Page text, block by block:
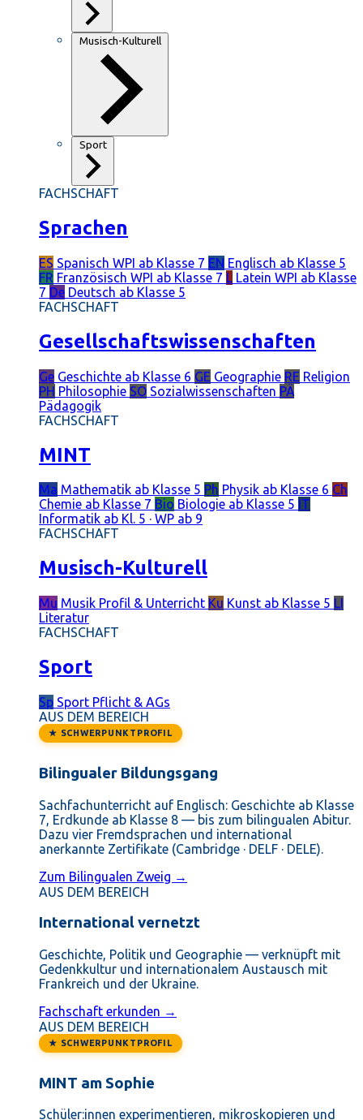
Musisch-Kulturell
Sport
FACHSCHAFT
Sprachen
ES Spanisch WPI ab Klasse 7 EN Englisch ab Klasse 5
FR Französisch WPI ab Klasse 7 L Latein WPI ab Klasse
7 De Deutsch ab Klasse 5
FACHSCHAFT
Gesellschaftswissenschaften
Ge Geschichte ab Klasse 6 GE Geographie RE Religion
PH Philosophie SO Sozialwissenschaften PÄ
Pädagogik
FACHSCHAFT
MINT
Ma Mathematik ab Klasse 5 Ph Physik ab Klasse 6 Ch
Chemie ab Klasse 7 Bio Biologie ab Klasse 5 IT
Informatik ab Kl. 5 · WP ab 9
FACHSCHAFT
Musisch-Kulturell
Mu Musik Profil & Unterricht Ku Kunst ab Klasse 5 LI
Literatur
FACHSCHAFT
Sport
Sp Sport Pflicht & AGs
AUS DEM BEREICH
★ SCHWERPUNKTPROFIL
Bilingualer Bildungsgang
Sachfachunterricht auf Englisch: Geschichte ab Klasse
7, Erdkunde ab Klasse 8 — bis zum bilingualen Abitur.
Dazu vier Fremdsprachen und international
anerkannte Zertifikate (Cambridge · DELF · DELE).
Zum Bilingualen Zweig →
AUS DEM BEREICH
International vernetzt
Geschichte, Politik und Geographie — verknüpft mit
Gedenkkultur und internationalem Austausch mit
Frankreich und der Ukraine.
Fachschaft erkunden →
AUS DEM BEREICH
★ SCHWERPUNKTPROFIL
MINT am Sophie
Schüler:innen experimentieren, mikroskopieren und